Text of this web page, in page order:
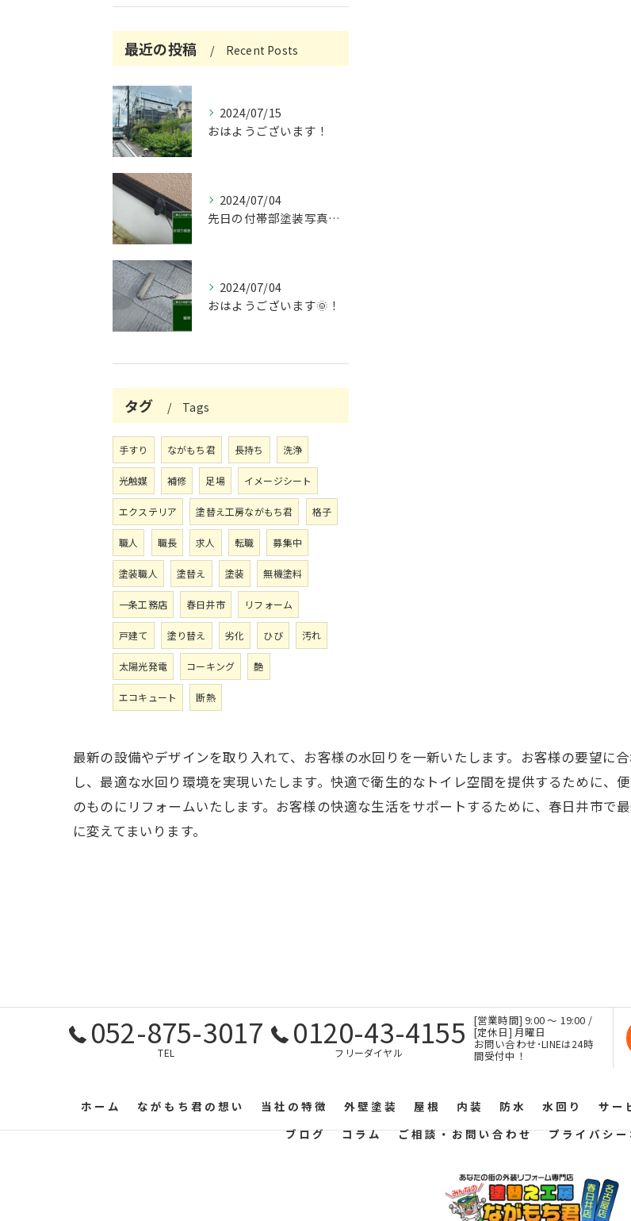
最近の投稿 Recent Posts
2024/07/15
おはようございます！
2024/07/04
先日の付帯部塗装写真です！😌
2024/07/04
おはようございます🌞！
タグ Tags
手すり ながもち君 長持ち 洗浄
光触媒 補修 足場 イメージシート
エクステリア 塗替え工房ながもち君 格子
職人 職長 求人 転職 募集中
塗装職人 塗替え 塗装 無機塗料
一条工務店 春日井市 リフォーム
戸建て 塗り替え 劣化 ひび 汚れ
太陽光発電 コーキング 艶
エコキュート 断熱
最新の設備やデザインを取り入れて、お客様の水回りを一新いたします。お客様の要望に
し、最適な水回り環境を実現いたします。快適で衛生的なトイレ空間を提供するために、
のものにリフォームいたします。お客様の快適な生活をサポートするために、春日井市で
に変えてまいります。
052-875-3017
TEL
0120-43-4155
フリーダイヤル
[営業時間] 9:00 〜 19:00 /
[定休日] 月曜日
お問い合わせ･LINEは24時
間受付中！
ホーム ながもち君の想い 当社の特徴 外壁塗装 屋根 内装 防水 水回り サー
ブログ
コラム ご相談・お問い合わせ プライバシ